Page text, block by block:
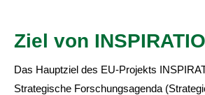
Ziel von
Das Hauptziel des EU-Projekts
Strategische Forschungsagenda